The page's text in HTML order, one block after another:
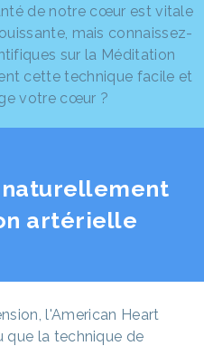
de notre cœur est vitale
mais connaissez-
sur la Méditation
cette technique facile et
votre cœur ?
naturellement
artérielle
l'American Heart
que la technique de